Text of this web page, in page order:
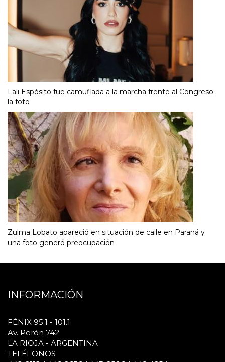
Lali Espósito fue camuflada a la marcha frente al Congreso:
la foto
Zulma Lobato apareció en situación de calle en Paraná y
una foto generó preocupación
INFORMACIÓN
FÉNIX 95.1 - 101.1
Av. Perón 742
LA RIOJA - ARGENTINA
TELÉFONOS